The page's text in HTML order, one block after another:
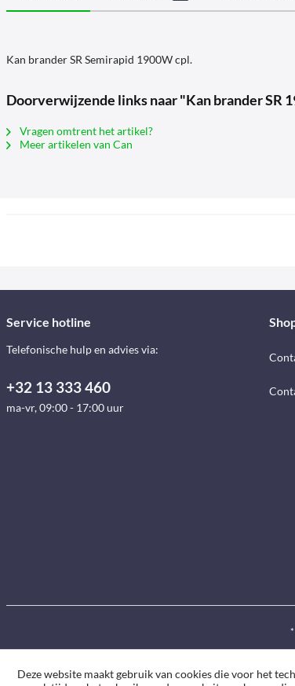
Kan brander SR Semirapid 1900W cpl.
Doorverwijzende links naar "Kan brander SR
Vragen omtrent het artikel?
Meer artikelen van Can
Service hotline
Telefonische hulp en advies via:
+32 13 333 460
ma-vr, 09:00 - 17:00 uur
Deze website maakt gebruik van cookies die voor het